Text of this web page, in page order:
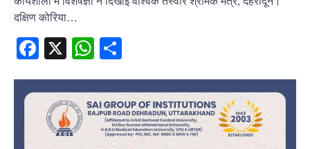
दक्षिण कोरिया…
Facebook
X WhatsApp